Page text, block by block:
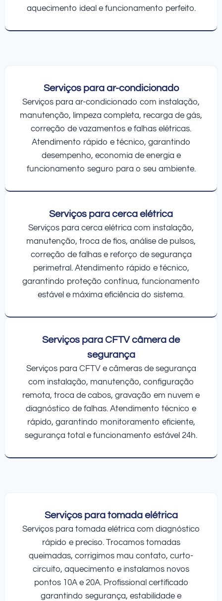
aquecimento ideal e funcionamento perfeito.
Serviços para ar-condicionado
Serviços para ar-condicionado com instalação,
manutenção, limpeza completa, recarga de gás,
correção de vazamentos e falhas elétricas.
Atendimento rápido e técnico, garantindo
desempenho, economia de energia e
funcionamento seguro para o seu ambiente.
Serviços para cerca elétrica
Serviços para cerca elétrica com instalação,
manutenção, troca de fios, análise de pulsos,
correção de falhas e reforço de segurança
perimetral. Atendimento rápido e técnico,
garantindo proteção contínua, funcionamento
estável e máxima eficiência do sistema.
Serviços para CFTV câmera de
segurança
Serviços para CFTV e câmeras de segurança
com instalação, manutenção, configuração
remota, troca de cabos, gravação em nuvem e
diagnóstico de falhas. Atendimento técnico e
rápido, garantindo monitoramento eficiente,
segurança total e funcionamento estável 24h.
Serviços para tomada elétrica
Serviços para tomada elétrica com diagnóstico
rápido e preciso. Trocamos tomadas
queimadas, corrigimos mau contato, curto-
circuito, aquecimento e instalamos novos
pontos 10A e 20A. Profissional certificado
garantindo segurança, estabilidade e